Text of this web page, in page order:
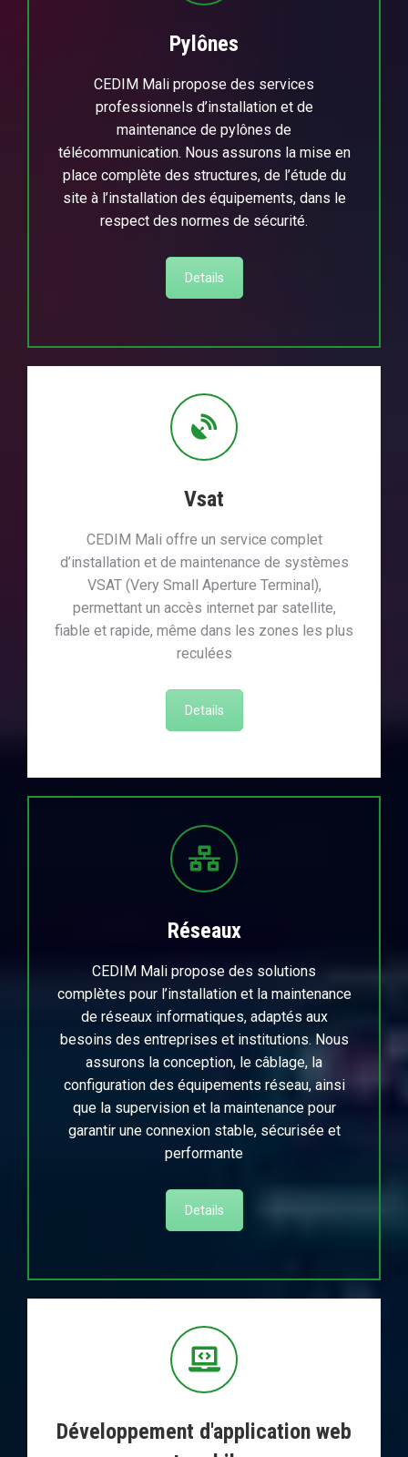
Pylônes
CEDIM Mali propose des services
professionnels d’installation et de
maintenance de pylônes de
télécommunication. Nous assurons la mise en
place complète des structures, de l’étude du
site à l’installation des équipements, dans le
respect des normes de sécurité.
Details
Vsat
CEDIM Mali offre un service complet
d’installation et de maintenance de systèmes
VSAT (Very Small Aperture Terminal),
permettant un accès internet par satellite,
fiable et rapide, même dans les zones les plus
reculées
Details
Réseaux
CEDIM Mali propose des solutions
complètes pour l’installation et la maintenance
de réseaux informatiques, adaptés aux
besoins des entreprises et institutions. Nous
assurons la conception, le câblage, la
configuration des équipements réseau, ainsi
que la supervision et la maintenance pour
garantir une connexion stable, sécurisée et
performante
Details
Développement d'application web